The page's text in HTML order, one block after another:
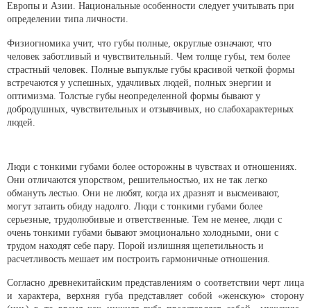
Европы и Азии. Национальные особенности следует учитывать при
определении типа личности.
Физиогномика учит, что губы полные, округлые означают, что
человек заботливый и чувствительный. Чем толще губы, тем более
страстный человек. Полные выпуклые губы красивой четкой формы
встречаются у успешных, удачливых людей, полных энергии и
оптимизма. Толстые губы неопределенной формы бывают у
добродушных, чувствительных и отзывчивых, но слабохарактерных
людей.
Люди с тонкими губами более осторожны в чувствах и отношениях.
Они отличаются упорством, решительностью, их не так легко
обмануть лестью. Они не любят, когда их дразнят и высмеивают,
могут затаить обиду надолго. Люди с тонкими губами более
серьезные, трудолюбивые и ответственные. Тем не менее, люди с
очень тонкими губами бывают эмоционально холодными, они с
трудом находят себе пару. Порой излишняя щепетильность и
расчетливость мешает им построить гармоничные отношения.
Согласно древнекитайским представлениям о соответствии черт лица
и характера, верхняя губа представляет собой «женскую» сторону